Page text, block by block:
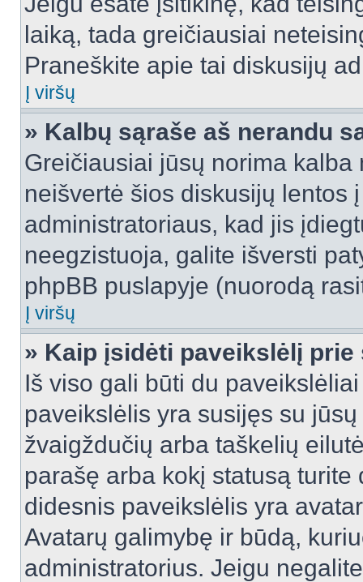
laiką, tada greičiausiai
Praneškite apie tai diskusijų
Į viršų
» Kalbų sąraše aš nerandu
Greičiausiai jūsų norima
neišvertė šios diskusijų lentos
administratoriaus, kad jis
neegzistuoja, galite išversti
phpBB puslapyje (nuorodą
Į viršų
» Kaip įsidėti paveikslėlį
Iš viso gali būti du
paveikslėlis yra susijęs su
žvaigždučių arba taškelių
parašę arba kokį statusą
didesnis paveikslėlis yra
Avatarų galimybę ir būdą,
administratorius. Jeigu